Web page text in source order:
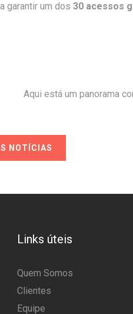
garantir um dos 30 acessos
Aqui está um panorama
NOTÍCIAS
Links úteis
Quem Somos
Clientes
Equipe